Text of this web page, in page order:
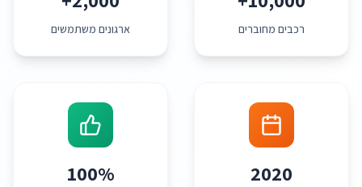
רכבים מחוברים ארגונים משתמשים
2020
100%